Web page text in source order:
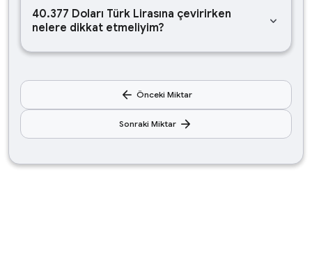
40.377 Doları Türk Lirasına çevirirken
nelere dikkat etmeliyim?
keyboard_arrow_down
arrow_back Önceki Miktar
Sonraki Miktar arrow_forward